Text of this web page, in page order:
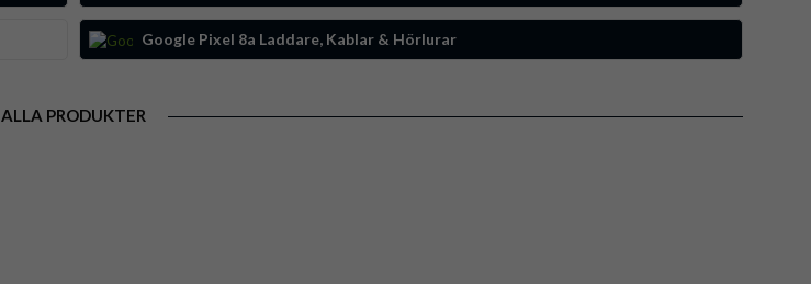
Google Pixel 8a Laddare, Kablar & Hörlurar
ALLA PRODUKTER